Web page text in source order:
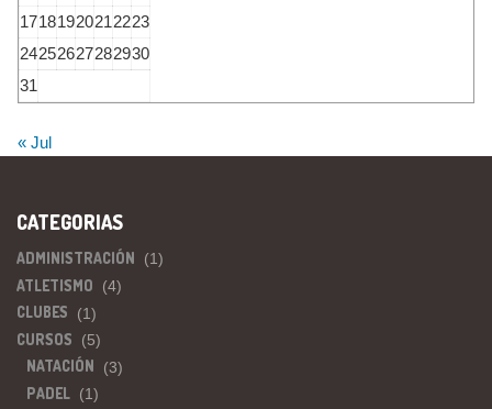
17181920212223
24252627282930
31
« Jul
CATEGORIAS
ADMINISTRACIÓN (1)
ATLETISMO (4)
CLUBES (1)
CURSOS (5)
NATACIÓN (3)
PADEL (1)